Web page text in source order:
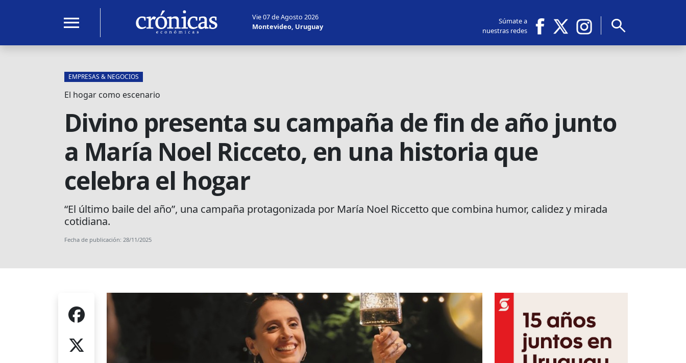
menu
Vie 07 de Agosto 2026
Montevideo, Uruguay
Súmate a
nuestras redes
search
EMPRESAS & NEGOCIOS
El hogar como escenario
Divino presenta su campaña de fin de año junto
a María Noel Ricceto, en una historia que
celebra el hogar
“El último baile del año”, una campaña protagonizada por María Noel Riccetto que combina humor, calidez y mirada
cotidiana.
Fecha de publicación: 28/11/2025